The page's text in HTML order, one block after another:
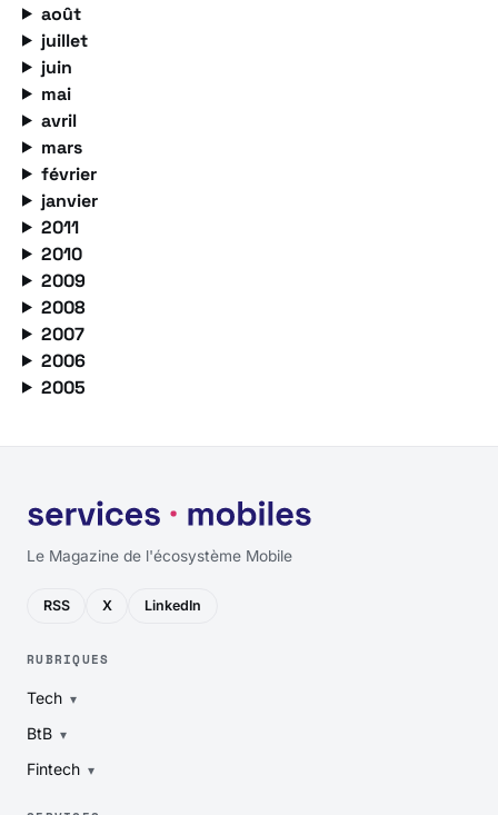
août
juillet
juin
mai
avril
mars
février
janvier
2011
2010
2009
2008
2007
2006
2005
Le Magazine de l'écosystème Mobile
RSS X LinkedIn
RUBRIQUES
Tech
BtB
Fintech